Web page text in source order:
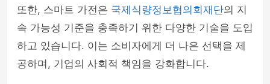
또한, 스마트 가전은 국제식량정보협의회재단의 지
속 가능성 기준을 충족하기 위한 다양한 기술을 도입
하고 있습니다. 이는 소비자에게 더 나은 선택을 제
공하며, 기업의 사회적 책임을 강화합니다.